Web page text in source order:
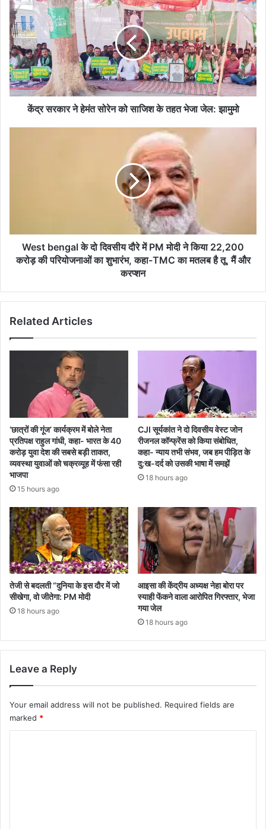
सरकार
ने
हेमंत
सोरेन
को
साजिश
के
तहत
केंद्र सरकार ने हेमंत सोरेन को साजिश के तहत भेजा जेल: झामुमो
मोदी
किया
की
का
और
करप्शन
West bengal के दो दिवसीय दौरे में PM मोदी ने किया 22,200
करोड़ की परियोजनाओं का शुभारंभ, कहा-TMC का मतलब है तू, मैं और
करप्शन
Related Articles
‘छात्रों की गूंज’ कार्यक्रम में बोले नेता
प्रतिपक्ष राहुल गांधी, कहा- भारत के 40
करोड़ युवा देश की सबसे बड़ी ताकत,
व्यवस्था युवाओं को चक्रव्यूह में फंसा रही
भाजपा
15 hours ago
CJI सूर्यकांत ने दो दिवसीय वेस्ट जोन
रीजनल कॉन्फ्रेंस को किया संबोधित,
कहा- न्याय तभी संभव, जब हम पीड़ित के
दु:ख-दर्द को उसकी भाषा में समझें
18 hours ago
तेजी से बदलती “दुनिया के इस दौर में जो
सीखेगा, वो जीतेगा: PM मोदी
18 hours ago
आइसा की केंद्रीय अध्यक्ष नेहा बोरा पर
स्याही फेंकने वाला आरोपित गिरफ्तार, भेजा
गया जेल
18 hours ago
Leave a Reply
Your email address will not be published. Required fields are
marked *